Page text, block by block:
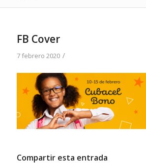
FB Cover
7 febrero 2020 /
Compartir esta entrada